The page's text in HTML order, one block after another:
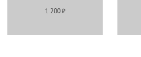
1 200 ₽